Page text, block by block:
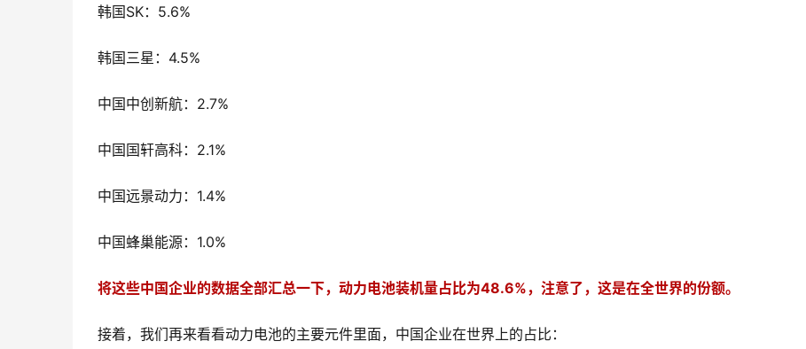
韩国SK：5.6%
韩国三星：4.5%
中国中创新航：2.7%
中国国轩高科：2.1%
中国远景动力：1.4%
中国蜂巢能源：1.0%
将这些中国企业的数据全部汇总一下，动力电池装机量占比为48.6%，注意了，这是在全世界的份额。
接着，我们再来看看动力电池的主要元件里面，中国企业在世界上的占比：